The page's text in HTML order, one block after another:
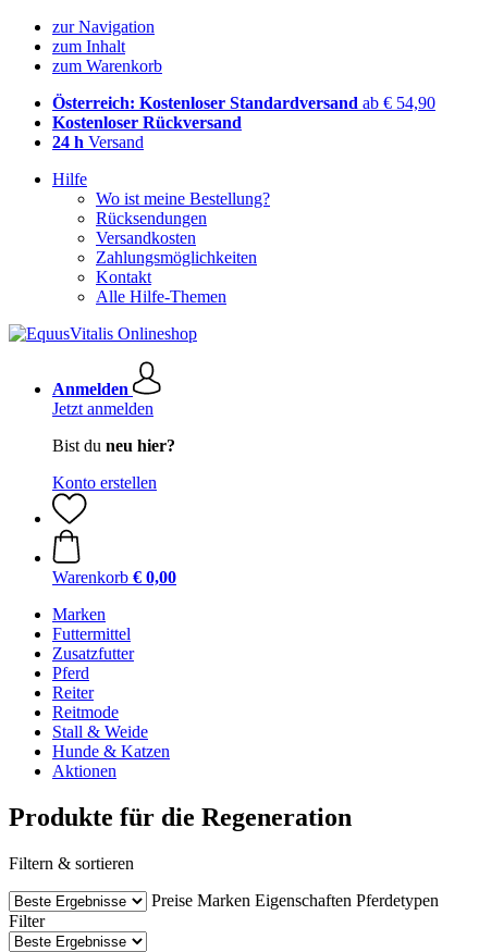
zur Navigation
zum Inhalt
zum Warenkorb
Österreich: Kostenloser Standardversand ab € 54,90
Kostenloser Rückversand
24 h Versand
Hilfe
Wo ist meine Bestellung?
Rücksendungen
Versandkosten
Zahlungsmöglichkeiten
Kontakt
Alle Hilfe-Themen
Anmelden
Jetzt anmelden
Bist du neu hier?
Konto erstellen
Warenkorb € 0,00
Marken
Futtermittel
Zusatzfutter
Pferd
Reiter
Reitmode
Stall & Weide
Hunde & Katzen
Aktionen
Produkte für die Regeneration
Filtern & sortieren
Preise Marken Eigenschaften Pferdetypen
Filter